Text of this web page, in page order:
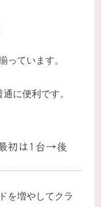
っています。
に便利です。
初は1台→後
を増やしてクラ